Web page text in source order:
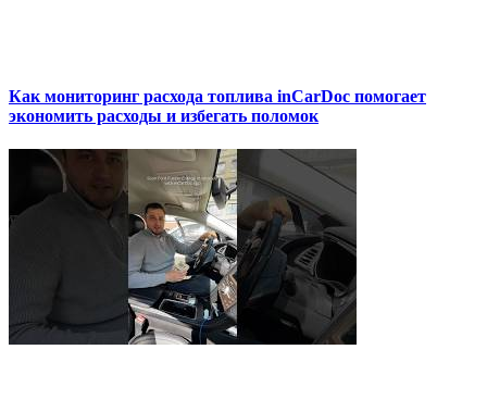
Как мониторинг расхода топлива inCarDoc помогает
экономить расходы и избегать поломок